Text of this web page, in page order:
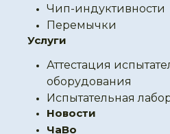
Чип-индуктивности
Перемычки
Услуги
Аттестация
оборудования
Испытательная
Новости
ЧаВо